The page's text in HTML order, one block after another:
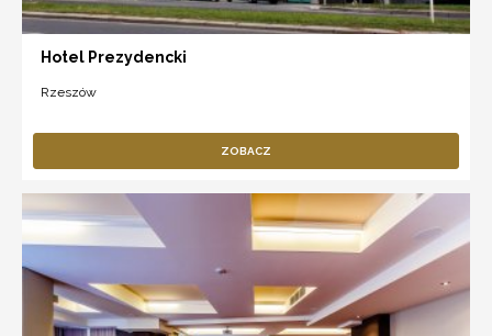
Hotel Prezydencki
Rzeszów
ZOBACZ